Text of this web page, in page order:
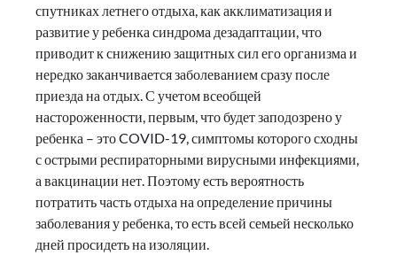
спутниках летнего отдыха, как акклиматизация и
развитие у ребенка синдрома дезадаптации, что
приводит к снижению защитных сил его организма и
нередко заканчивается заболеванием сразу после
приезда на отдых. С учетом всеобщей
настороженности, первым, что будет заподозрено у
ребенка – это COVID-19, симптомы которого сходны
с острыми респираторными вирусными инфекциями,
а вакцинации нет. Поэтому есть вероятность
потратить часть отдыха на определение причины
заболевания у ребенка, то есть всей семьей несколько
дней просидеть на изоляции.